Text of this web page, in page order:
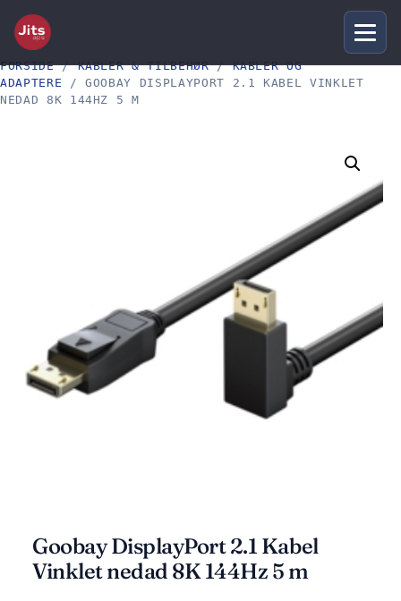
FORSIDE/KABLER & TILBEHØR/KABLER OG
ADAPTERE / GOOBAY DISPLAYPORT 2.1 KABEL VINKLET
NEDAD 8K 144HZ 5 M
Goobay DisplayPort 2.1 Kabel
Vinklet nedad 8K 144Hz 5 m